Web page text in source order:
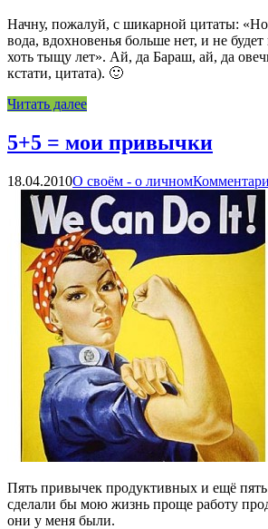
Начну, пожалуй, с шикарной цитаты:
вода, вдохновенья больше нет, и не
хоть тыщу лет». Ай, да Бараш, ай, да
кстати, цитата). 🙂
Читать далее
5+5 = мои привычки
18.04.2010О своём - о личном
Пять привычек продуктивных и ещё
сделали бы мою жизнь проще работу
они у меня были.